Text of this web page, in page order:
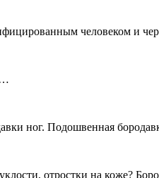
человеком и
ног. Подошвенная
отростки на коже?